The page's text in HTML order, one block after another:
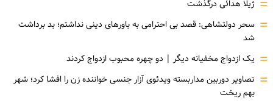
= ژیلا هدائی درگذشت
= سحر دولتشاهی: قصد بی احترامی به باورهای دینی نداشتم؛ بد برداشت
شد
= یک ازدواج مخفیانه دیگر | دو چهره محبوب ازدواج کردند
= تصاویر دوربین مداربسته ویدئوی آزار جنسی خواننده زن را افشا کرد؛ شهر
بهم ریخت